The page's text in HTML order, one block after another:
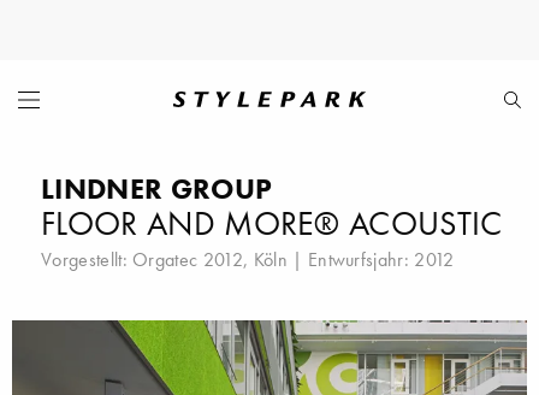
LINDNER GROUP
FLOOR AND MORE® ACOUSTIC
Vorgestellt: Orgatec 2012, Köln | Entwurfsjahr: 2012